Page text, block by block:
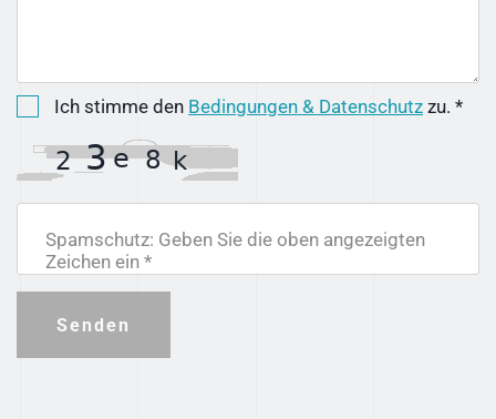
Ich stimme den Bedingungen & Datenschutz zu. *
Spamschutz: Geben Sie die oben angezeigten
Zeichen ein *
Senden